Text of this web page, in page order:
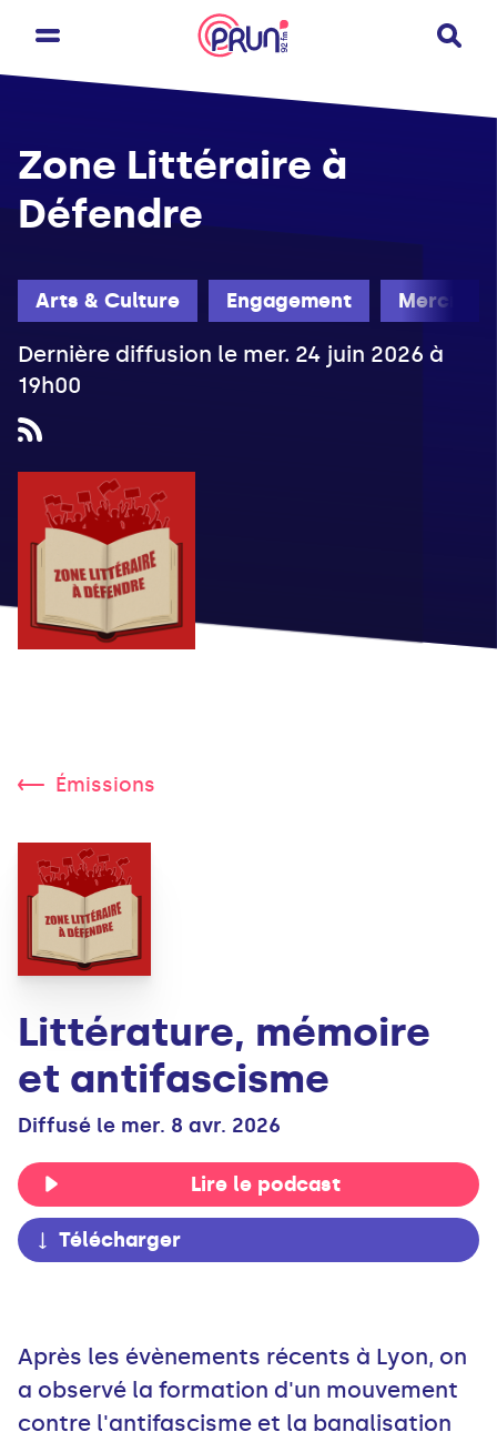
Arts & Culture Engagement Mercredi
Zone Littéraire à
Défendre
Dernière diffusion le mer. 24 juin 2026 à
19h00
Émissions
Littérature, mémoire
et antifascisme
Diffusé le mer. 8 avr. 2026
Lire le podcast
Télécharger
Après les évènements récents à Lyon, on
a observé la formation d'un mouvement
contre l'antifascisme et la banalisation